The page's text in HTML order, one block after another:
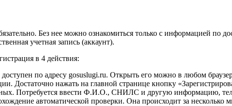
Без нее можно ознакомиться только с информацией
учетная запись (аккаунт).
в 4 действия:
по адресу gosuslugi.ru. Открыть его можно в любом
Достаточно нажать на главной странице кнопку
Потребуется ввести Ф.И.О., СНИЛС и другую информацию,
автоматической проверки. Она происходит за несколько